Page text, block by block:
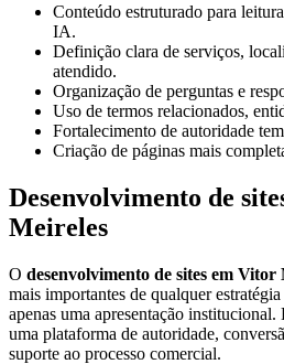
Conteúdo estruturado para
IA.
Definição clara de serviços,
atendido.
Organização de perguntas e
Uso de termos relacionados,
Fortalecimento de autoridade
Criação de páginas mais
Desenvolvimento de
Meireles
O desenvolvimento de sites em Vitor
mais importantes de qualquer
apenas uma apresentação
uma plataforma de autoridade,
suporte ao processo comercial.